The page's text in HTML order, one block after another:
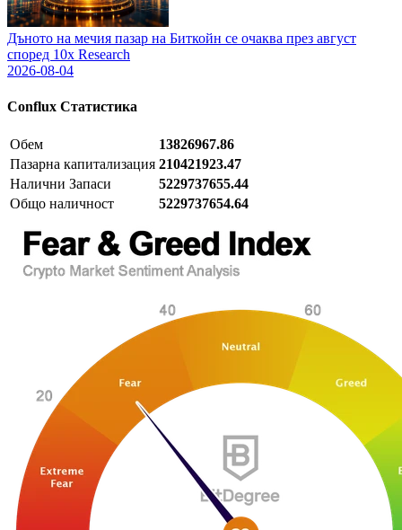
Дъното на мечия пазар на Биткойн се очаква през август
според 10x Research
2026-08-04
Conflux Статистика
Обем
13826967.86
Пазарна капитализация 210421923.47
Налични Запаси
5229737655.44
Общо наличност
5229737654.64